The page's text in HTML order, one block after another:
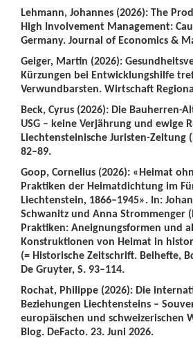
Lehmann, Johannes (2026): The
High Involvement Management:
Germany. Journal of Economics &
Geiger, Martin (2026):
Kürzungen bei Entwicklungshilfe
Verwundbarsten. Wirtschaft
Beck, Cyrus (2026): Die Bauherren-
USG – keine Verjährung und ewige
Liechtensteinische Juristen-Zeitung
82–89.
Goop, Cornelius (2026): «Heimat
Praktiken der Heimatdichtung im
Liechtenstein, 1866–1945». In:
Schwanitz und Anna Strommenger
Praktiken: Aneignungsformen und
Konstruktionen von Heimat in
(= Historische Zeitschrift. Beihefte,
De Gruyter, S. 93–114.
Rochat, Philippe (2026): Die
Beziehungen Liechtensteins –
europäischen und schweizerischen
Blog. DeFacto. 23. Juni 2026.